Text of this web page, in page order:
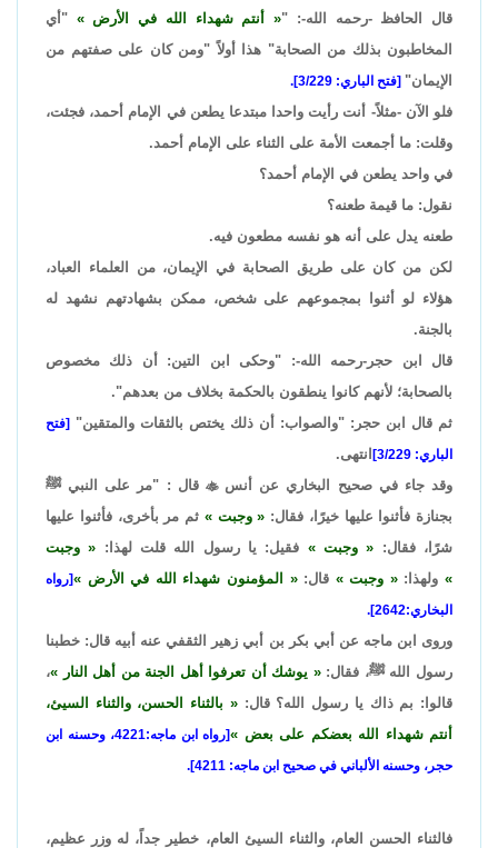
قال الحافظ -رحمه الله-: " أنتم شهداء الله في الأرض
"أي
المخاطبون بذلك من الصحابة" هذا أولاً "ومن كان على صفتهم من
الإيمان" [فتح الباري: 3/229].
فلو الآن -مثلاً- أنت رأيت واحدا مبتدعا يطعن في الإمام أحمد، فجئت،
وقلت: ما أجمعت الأمة على الثناء على الإمام أحمد.
في واحد يطعن في الإمام أحمد؟
نقول: ما قيمة طعنه؟
طعنه يدل على أنه هو نفسه مطعون فيه.
لكن من كان على طريق الصحابة في الإيمان، من العلماء العباد،
هؤلاء لو أثنوا بمجموعهم على شخص، ممكن بشهادتهم نشهد له
بالجنة.
قال ابن حجر-رحمه الله-: "وحكى ابن التين: أن ذلك مخصوص
بالصحابة؛ لأنهم كانوا ينطقون بالحكمة بخلاف من بعدهم".
ثم قال ابن حجر: "والصواب: أن ذلك يختص بالثقات والمتقين" [فتح
الباري: 3/229]
انتهى.
وقد جاء في صحيح البخاري عن أنس قال : "مر على النبي ﷺ
بجنازة فأثنوا عليها خيرًا، فقال:
وجبت
ثم مر بأخرى، فأثنوا عليها
شرًا، فقال:
وجبت فقيل: يا رسول الله قلت لهذا:
وجبت
ولهذا:
وجبت قال: المؤمنون شهداء الله في الأرض
[رواه
البخاري:2642].
وروى ابن ماجه عن أبي بكر بن أبي زهير الثقفي عنه أبيه قال: خطبنا
رسول الله ﷺ، فقال:
يوشك أن تعرفوا أهل الجنة من أهل النار
،
قالوا: بم ذاك يا رسول الله؟ قال:
بالثناء الحسن، والثناء السيئ،
أنتم شهداء الله بعضكم على بعض
[رواه ابن ماجه:4221، وحسنه ابن
حجر، وحسنه الألباني في صحيح ابن ماجه: 4211].
فالثناء الحسن العام، والثناء السيئ العام، خطير جداً، له وزر عظيم،